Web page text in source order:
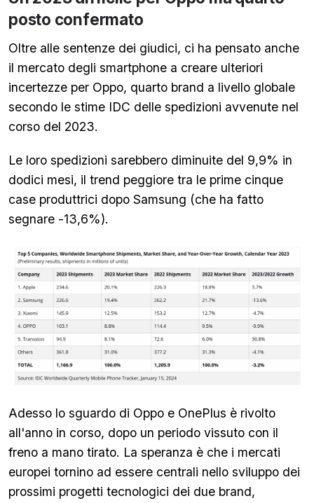
posto confermato
Oltre alle sentenze dei giudici, ci ha pensato anche
il mercato degli smartphone a creare ulteriori
incertezze per Oppo, quarto brand a livello globale
secondo le stime IDC delle spedizioni avvenute nel
corso del 2023.
Le loro spedizioni sarebbero diminuite del 9,9% in
dodici mesi, il trend peggiore tra le prime cinque
case produttrici dopo Samsung (che ha fatto
segnare -13,6%).
Adesso lo sguardo di Oppo e OnePlus è rivolto
all'anno in corso, dopo un periodo vissuto con il
freno a mano tirato. La speranza è che i mercati
europei tornino ad essere centrali nello sviluppo dei
prossimi progetti tecnologici dei due brand,